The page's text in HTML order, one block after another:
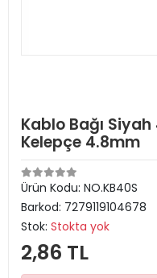
Kablo Bağı
Kelepçe 4.8mm
Ürün Kodu: NO.KB40S
Barkod: 7279119104678
Stok: Stokta yok
2,86 TL